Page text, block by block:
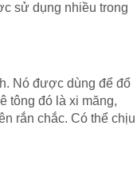
sử dụng nhiều trong
Nó được dùng để đổ
tông đó là xi măng,
rắn chắc. Có thể chịu